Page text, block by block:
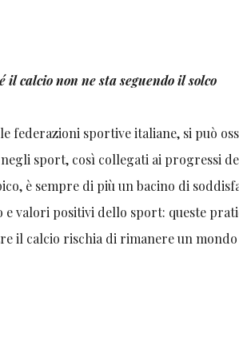
calcio non ne sta seguendo il solco
federazioni sportive italiane, si può
sport, così collegati ai progressi
è sempre di più un bacino di
valori positivi dello sport: queste
il calcio rischia di rimanere un